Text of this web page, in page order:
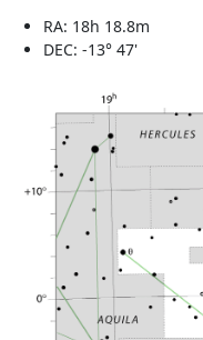
RA: 18h 18.8m
DEC: -13° 47'